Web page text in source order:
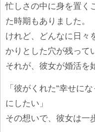
忙しさの中に身を置く
た時期もありました。
けれど、どんなに日々
かりとした穴が残って
それが、彼女が婚活を
「彼がくれた“幸せに
にしたい」
その想いで、彼女は一